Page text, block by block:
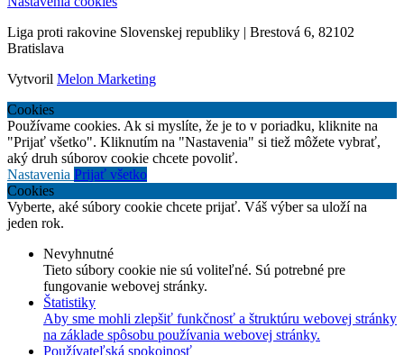
Liga proti rakovine Slovenskej republiky | Brestová 6, 82102
Bratislava
Vytvoril Melon Marketing
Cookies
Používame cookies. Ak si myslíte, že je to v poriadku, kliknite na
"Prijať všetko". Kliknutím na "Nastavenia" si tiež môžete vybrať,
aký druh súborov cookie chcete povoliť.
Nastavenia Prijať všetko
Cookies
Vyberte, aké súbory cookie chcete prijať. Váš výber sa uloží na
jeden rok.
Nevyhnutné
Tieto súbory cookie nie sú voliteľné. Sú potrebné pre
fungovanie webovej stránky.
Štatistiky
Aby sme mohli zlepšiť funkčnosť a štruktúru webovej stránky
na základe spôsobu používania webovej stránky.
Používateľská spokojnosť